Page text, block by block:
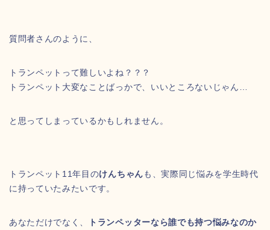
質問者さんのように、
トランペットって難しいよね？？？
トランペット大変なことばっかで、いいところないじゃん…
と思ってしまっているかもしれません。
トランペット11年目のけんちゃん も、実際同じ悩みを学生時代
に持っていたみたいです。
あなただけでなく、
トランペッターなら誰でも持つ悩みなのか